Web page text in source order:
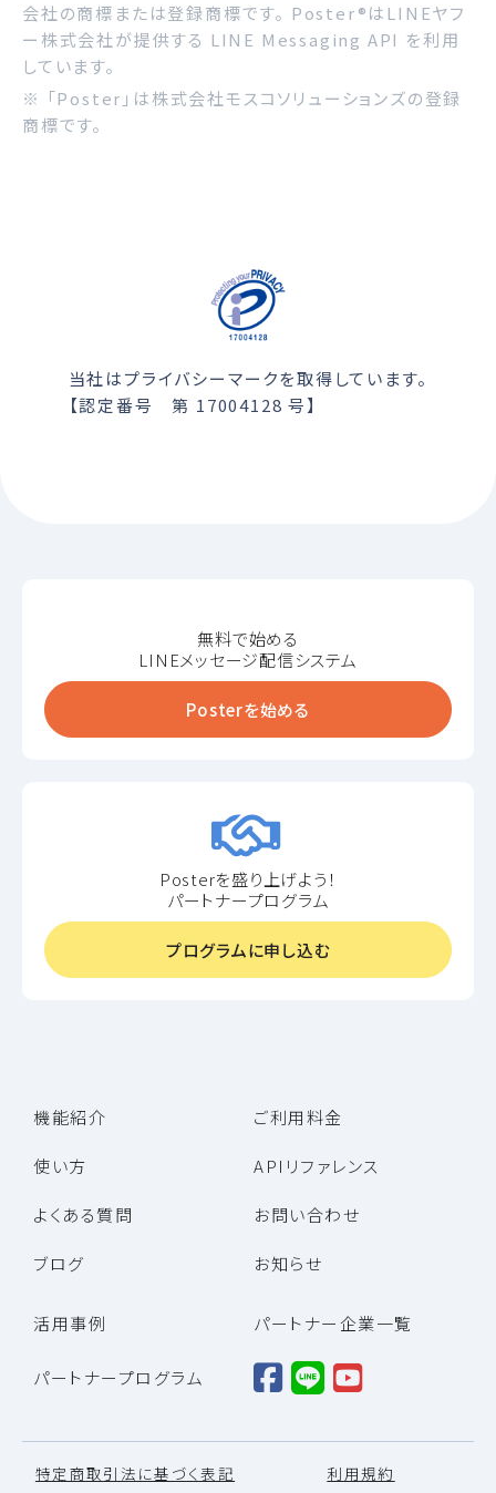
会社の商標または登録商標です。 Poster®はLINEヤフ
ー株式会社が提供する LINE Messaging API を利用
しています。
※ 「Poster」は株式会社モスコソリューションズの登録
商標です。
当社はプライバシーマークを取得しています。
【認定番号 第 17004128 号】
機能紹介
使い方
よくある質問
ブログ
ご利用料金
APIリファレンス
お問い合わせ
お知らせ
活用事例 パートナー企業一覧
パートナープログラム
特定商取引法に基づく表記
利用規約
無料で始める
LINEメッセージ配信システム
Posterを始める
Posterを盛り上げよう！
パートナープログラム
プログラムに申し込む